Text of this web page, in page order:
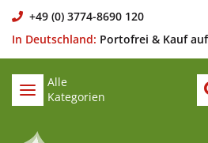
+49 (0) 3774-8690 120
In Deutschland: Portofrei & Kauf
Alle
Kategorien